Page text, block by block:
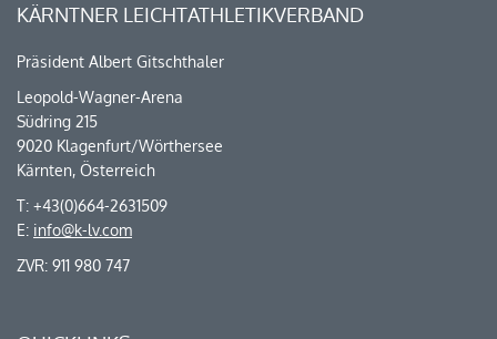
KÄRNTNER LEICHTATHLETIKVERBAND
Präsident Albert Gitschthaler
Leopold-Wagner-Arena
Südring 215
9020 Klagenfurt/Wörthersee
Kärnten, Österreich
T: +43(0)664-2631509
E: info@k-lv.com
ZVR: 911 980 747